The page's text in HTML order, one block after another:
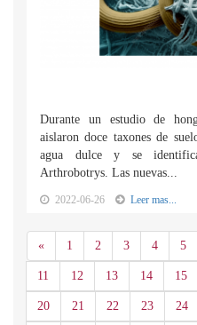
Durante un estudio de
aislaron doce taxones de
agua dulce y se
Arthrobotrys. Las nuevas...
2022-06-26 Leer mas...
«Anterior
1 2 3 4 5
11 12 13 14 15
20 21 22 23 24